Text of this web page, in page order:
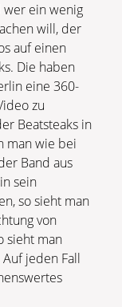
wer ein wenig
will, der
auf einen
Die haben
eine 360-
zu
Beatsteaks in
man wie bei
Band aus
sein
so sieht man
von
sieht man
jeden Fall